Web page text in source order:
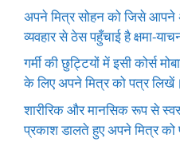
अपने मित्र सोहन को जिसे
व्यवहार से ठेस पहुँचाई है क्षमा-
गर्मी की छुट्टियों में इसी कोर्स
के लिए अपने मित्र को पत्र लिखें।
शारीरिक और मानसिक रूप से
प्रकाश डालते हुए अपने मित्र